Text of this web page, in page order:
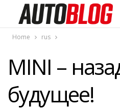
Home rus
MINI –
будущее!